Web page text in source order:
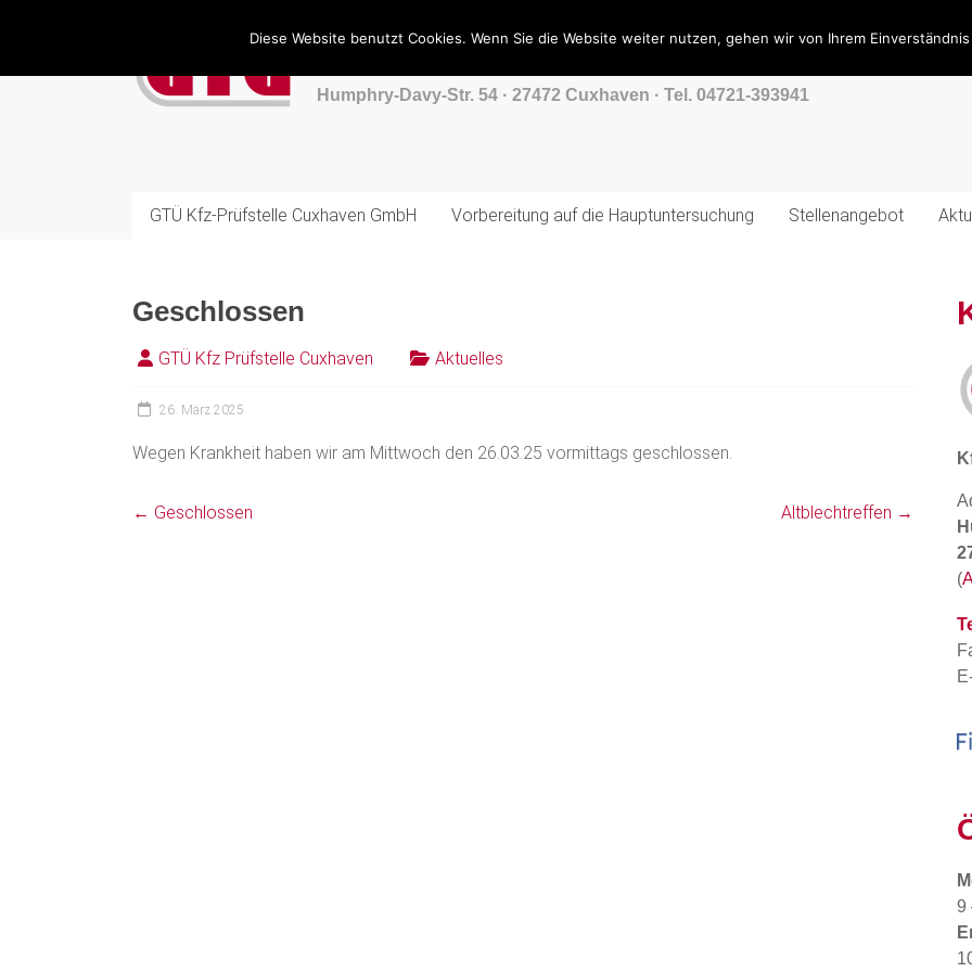
GTÜ Kfz-Prüfstelle Cuxhaven
Humphry-Davy-Str. 54 · 27472 Cuxhaven · Tel. 04721-393941
GTÜ Kfz-Prüfstelle Cuxhaven GmbH Vorbereitung auf die Hauptuntersuchung Stellenangebot
Geschlossen
GTÜ Kfz Prüfstelle Cuxhaven Aktuelles
26. März 2025
Wegen Krankheit haben wir am Mittwoch den 26.03.25 vormittags geschlossen.
← Geschlossen Altblechtreffen →
(
9
Diese Website benutzt Cookies. Wenn Sie die Website weiter nutzen, gehen wir von Ihrem Einverständnis